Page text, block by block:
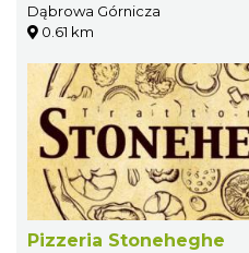
Dąbrowa Górnicza
0.61 km
Pizzeria Stoneheghe